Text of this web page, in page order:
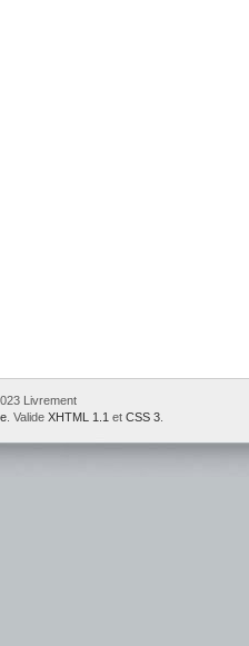
Livrement
. Valide XHTML 1.1 et CSS 3